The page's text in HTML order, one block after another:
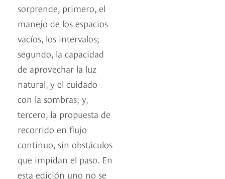
sorprende, primero, el
manejo de los espacios
vacíos, los intervalos;
segundo, la capacidad
de aprovechar la luz
natural, y el cuidado
con la sombras; y,
tercero, la propuesta de
recorrido en flujo
continuo, sin obstáculos
que impidan el paso. En
esta edición uno no se